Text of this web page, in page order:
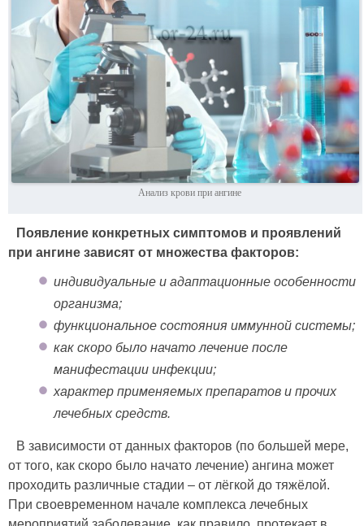
Анализ крови при ангине
Появление конкретных симптомов и проявлений
при ангине зависят от множества факторов:
индивидуальные и адаптационные особенности
организма;
функциональное состояния иммунной системы;
как скоро было начато лечение после
манифестации инфекции;
характер применяемых препаратов и прочих
лечебных средств.
В зависимости от данных факторов (по большей мере,
от того, как скоро было начато лечение) ангина может
проходить различные стадии – от лёгкой до тяжёлой.
При своевременном начале комплекса лечебных